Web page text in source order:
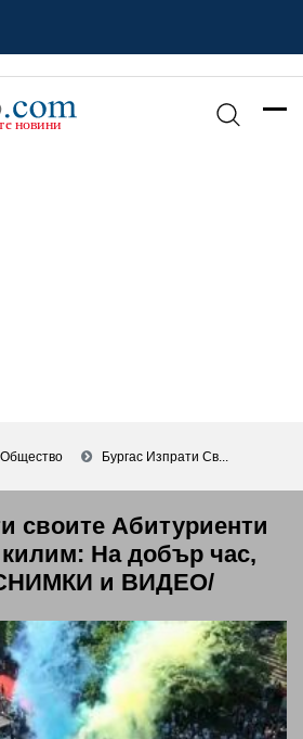
Общество Бургас Изпрати Св...
своите Абитуриенти
килим: На добър час,
и ВИДЕО/